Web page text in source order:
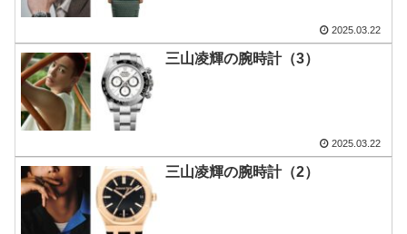
2025.03.22
三山凌輝の腕時計（3）
2025.03.22
三山凌輝の腕時計（2）